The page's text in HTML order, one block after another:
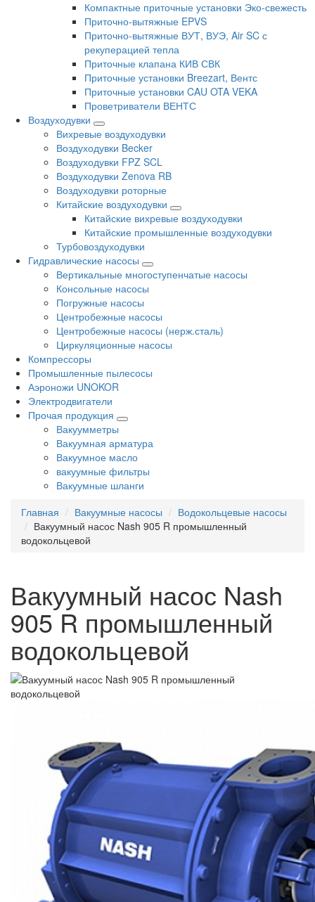
Компактные приточные установки Эко-свежесть
Приточно-вытяжные EPVS
Приточно-вытяжные ВУТ, ВУЭ, Air SC с
рекуперацией тепла
Приточные клапана КИВ СВК
Приточные установки Breezart, Вентс
Приточные установки CAU OTA VEKA
Проветриватели ВЕНТС
Воздуходувки
Вихревые воздуходувки
Воздуходувки Becker
Воздуходувки FPZ SCL
Воздуходувки Zenova RB
Воздуходувки роторные
Китайские воздуходувки
Китайские вихревые воздуходувки
Китайские промышленные воздуходувки
Турбовоздуходувки
Гидравлические насосы
Вертикальные многоступенчатые насосы
Консольные насосы
Погружные насосы
Центробежные насосы
Центробежные насосы (нерж.сталь)
Циркуляционные насосы
Компрессоры
Промышленные пылесосы
Аэроножи UNOKOR
Электродвигатели
Прочая продукция
Вакуумметры
Вакуумная арматура
Вакуумное масло
вакуумные фильтры
Вакуумные шланги
Главная
Вакуумные насосы
Водокольцевые насосы
Вакуумный насос Nash 905 R промышленный
водокольцевой
Вакуумный насос Nash
905 R промышленный
водокольцевой